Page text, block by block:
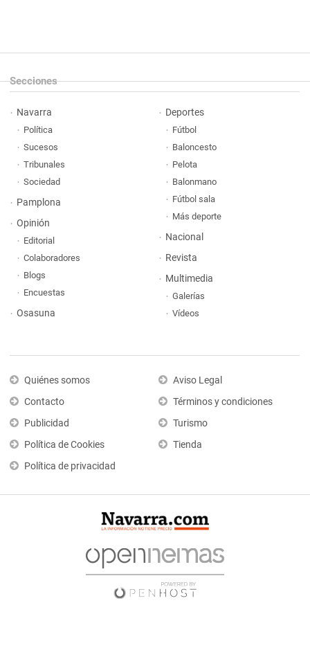
Secciones
Navarra
Política
Sucesos
Tribunales
Sociedad
Pamplona
Opinión
Editorial
Colaboradores
Blogs
Encuestas
Osasuna
Deportes
Fútbol
Baloncesto
Pelota
Balonmano
Fútbol sala
Más deporte
Nacional
Revista
Multimedia
Galerías
Vídeos
Quiénes somos
Contacto
Publicidad
Política de Cookies
Política de privacidad
Aviso Legal
Términos y condiciones
Turismo
Tienda